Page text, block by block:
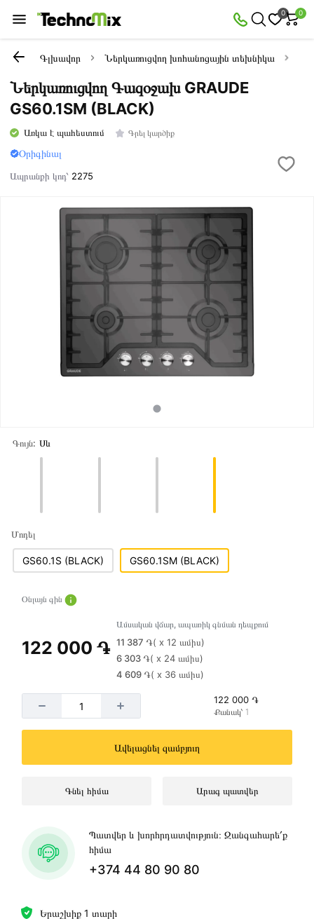
0 0
Գլխավոր Ներկառուցվող խոհանոցային տեխնիկա
Ներկառուցվող Գազօջախ GRAUDE
GS60.1SM (BLACK)
Առկա է պահեստում Գրել կարծիք
Օրիգինալ
Ապրանքի կոդ՝ 2275
Գույն: Սև
Մոդել
GS60.1S (BLACK) GS60.1SM (BLACK)
Երաշխիք 1 տարի
Օնլայն գին
122 000 ֏
Ամսական վճար, ապառիկ գնման դեպքում
11 387 ֏( x 12 ամիս)
6 303 ֏( x 24 ամիս)
4 609 ֏( x 36 ամիս)
122 000 ֏
Քանակ՝ 1
Ավելացնել զամբյուղ
Գնել հիմա Արագ պատվեր
Պատվեր և խորհրդատվություն։ Զանգահարե՛ք
հիմա
+374 44 80 90 80